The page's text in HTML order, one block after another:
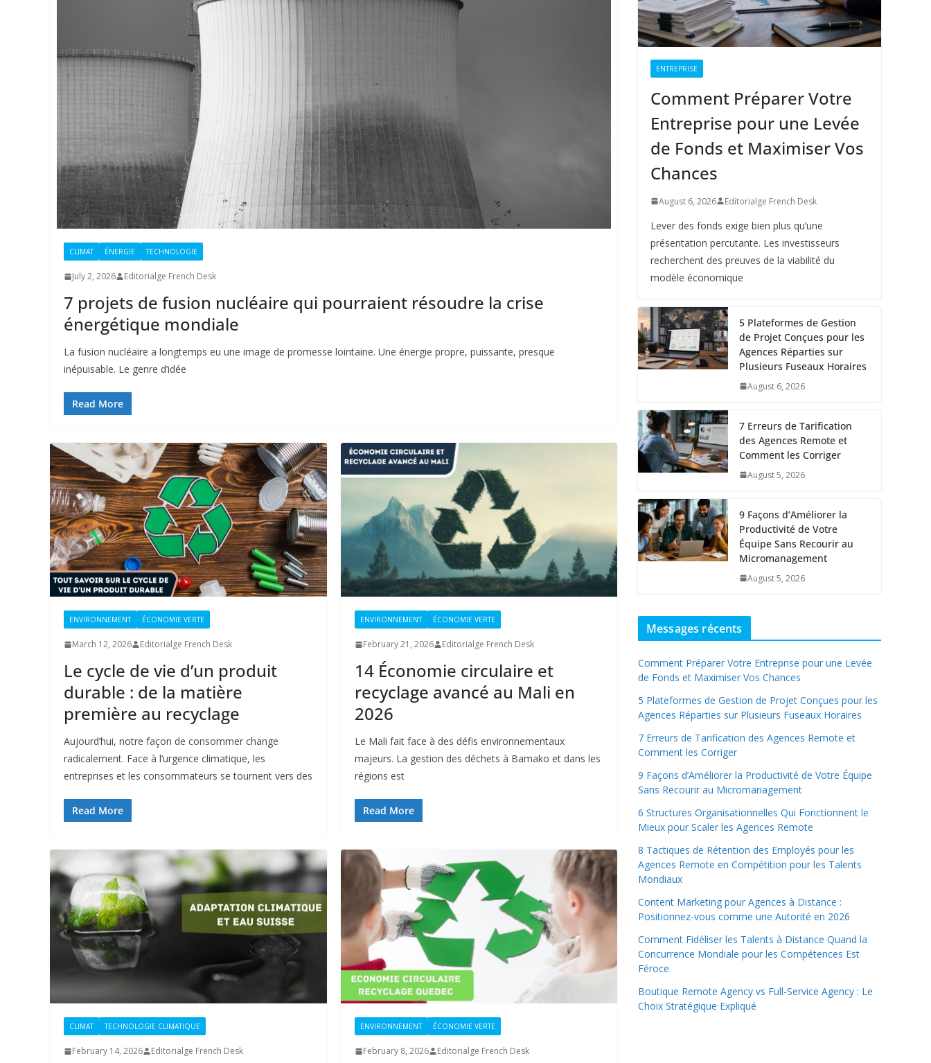
CLIMAT ÉNERGIE TECHNOLOGIE
July 2, 2026 Editorialge French Desk
7 projets de fusion nucléaire qui pourraient résoudre la crise
énergétique mondiale
La fusion nucléaire a longtemps eu une image de promesse lointaine. Une énergie propre, puissante, presque
inépuisable. Le genre d’idée
Read More
ENVIRONNEMENT ÉCONOMIE VERTE
March 12, 2026 Editorialge French Desk
Le cycle de vie d’un produit
durable : de la matière
première au recyclage
Aujourd’hui, notre façon de consommer change
radicalement. Face à l’urgence climatique, les
entreprises et les consommateurs se tournent vers des
Read More
ENVIRONNEMENT ÉCONOMIE VERTE
February 21, 2026 Editorialge French Desk
14 Économie circulaire et
recyclage avancé au Mali en
2026
Le Mali fait face à des défis environnementaux
majeurs. La gestion des déchets à Bamako et dans les
régions est
Read More
CLIMAT TECHNOLOGIE CLIMATIQUE
February 14, 2026 Editorialge French Desk
ENVIRONNEMENT ÉCONOMIE VERTE
February 8, 2026 Editorialge French Desk
ENTREPRISE
Comment Préparer Votre
Entreprise pour une Levée
de Fonds et Maximiser Vos
Chances
August 6, 2026 Editorialge French Desk
Lever des fonds exige bien plus qu’une
présentation percutante. Les investisseurs
recherchent des preuves de la viabilité du
modèle économique
5 Plateformes de Gestion
de Projet Conçues pour les
Agences Réparties sur
Plusieurs Fuseaux Horaires
August 6, 2026
7 Erreurs de Tarification
des Agences Remote et
Comment les Corriger
August 5, 2026
9 Façons d’Améliorer la
Productivité de Votre
Équipe Sans Recourir au
Micromanagement
August 5, 2026
Messages récents
Comment Préparer Votre Entreprise pour une Levée
de Fonds et Maximiser Vos Chances
5 Plateformes de Gestion de Projet Conçues pour les
Agences Réparties sur Plusieurs Fuseaux Horaires
7 Erreurs de Tarification des Agences Remote et
Comment les Corriger
9 Façons d’Améliorer la Productivité de Votre Équipe
Sans Recourir au Micromanagement
6 Structures Organisationnelles Qui Fonctionnent le
Mieux pour Scaler les Agences Remote
8 Tactiques de Rétention des Employés pour les
Agences Remote en Compétition pour les Talents
Mondiaux
Content Marketing pour Agences à Distance :
Positionnez-vous comme une Autorité en 2026
Comment Fidéliser les Talents à Distance Quand la
Concurrence Mondiale pour les Compétences Est
Féroce
Boutique Remote Agency vs Full-Service Agency : Le
Choix Stratégique Expliqué